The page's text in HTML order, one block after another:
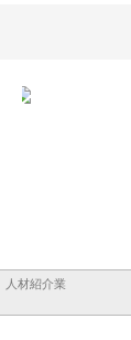
人材紹介業